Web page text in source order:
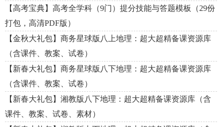
【高考宝典】高考全学科（9门）提分技能与答题模板（29份
打包，高清PDF版）
【金秋大礼包】商务星球版八上地理：超大超精备课资源库
（含课件、教案、试卷）
【新春大礼包】商务星球版八下地理：超大超精备课资源库
（含课件、教案、试卷）
【新春大礼包】湘教版八下地理：超大超精备课资源库（含
课件、教案、试卷、素材）